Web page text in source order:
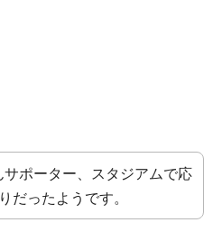
サポーター、スタジアムで応
だったようです。